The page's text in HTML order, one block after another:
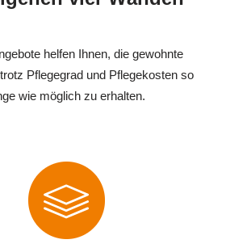
helfen Ihnen, die gewohnte
Pflegegrad und Pflegekosten so
wie möglich zu erhalten.